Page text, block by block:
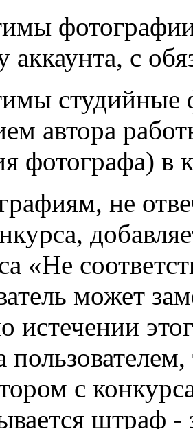
аккаунта, с
студийные
автора
фотографа) в
не
«Не
может
истечении
с
штраф -